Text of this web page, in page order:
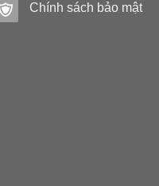
Chính sách bảo mật